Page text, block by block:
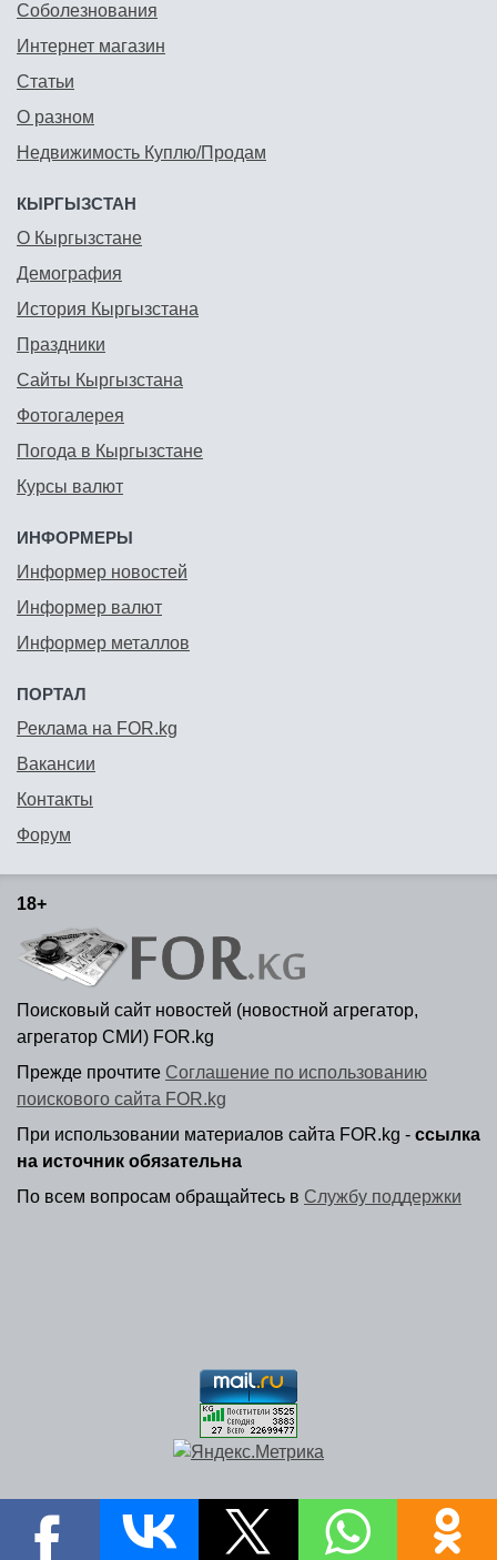
Соболезнования
Интернет магазин
Статьи
О разном
Недвижимость Куплю/Продам
КЫРГЫЗСТАН
О Кыргызстане
Демография
История Кыргызстана
Праздники
Сайты Кыргызстана
Фотогалерея
Погода в Кыргызстане
Курсы валют
ИНФОРМЕРЫ
Информер новостей
Информер валют
Информер металлов
ПОРТАЛ
Реклама на FOR.kg
Вакансии
Контакты
Форум
18+
Поисковый сайт новостей (новостной агрегатор,
агрегатор СМИ) FOR.kg
Прежде прочтите Соглашение по использованию
поискового сайта FOR.kg
При использовании материалов сайта FOR.kg - ссылка
на источник обязательна
По всем вопросам обращайтесь в Службу поддержки